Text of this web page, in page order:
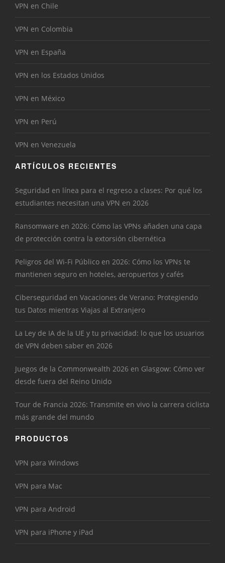
VPN en Chile
VPN en Colombia
VPN en España
VPN en los Estados Unidos
VPN en México
VPN en Perú
VPN en Venezuela
ARTÍCULOS RECIENTES
Seguridad en línea para el regreso a clases: Por qué los
estudiantes necesitan una VPN en 2026
Ransomware en 2026: Cómo las VPNs añaden una capa
de protección contra la extorsión cibernética
Peligros del Wi-Fi Público en 2026: Cómo los VPNs te
mantienen seguro en hoteles, aeropuertos y cafés
Ciberseguridad en Vacaciones de Verano: Protegiendo
tus Datos mientras Viajas al Extranjero
La Ley de IA de la UE y tu privacidad: lo que los usuarios
de VPN deben saber en 2026
Juegos de la Commonwealth 2026 en Glasgow: Cómo ver
desde fuera del Reino Unido
Tour de Francia 2026: Transmite en vivo la carrera ciclista
más grande del mundo
PRODUCTOS
VPN para Windows
VPN para Mac
VPN para Android
VPN para iPhone y iPad